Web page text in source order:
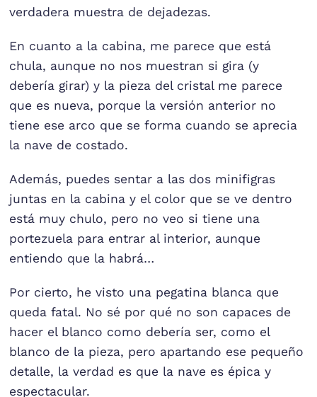
verdadera muestra de dejadezas.
En cuanto a la cabina, me parece que está
chula, aunque no nos muestran si gira (y
debería girar) y la pieza del cristal me parece
que es nueva, porque la versión anterior no
tiene ese arco que se forma cuando se aprecia
la nave de costado.
Además, puedes sentar a las dos minifigras
juntas en la cabina y el color que se ve dentro
está muy chulo, pero no veo si tiene una
portezuela para entrar al interior, aunque
entiendo que la habrá…
Por cierto, he visto una pegatina blanca que
queda fatal. No sé por qué no son capaces de
hacer el blanco como debería ser, como el
blanco de la pieza, pero apartando ese pequeño
detalle, la verdad es que la nave es épica y
espectacular.